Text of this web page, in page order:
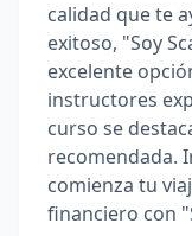
calidad que te
exitoso, "Soy
excelente
instructores
curso se
recomendada.
comienza tu
financiero con